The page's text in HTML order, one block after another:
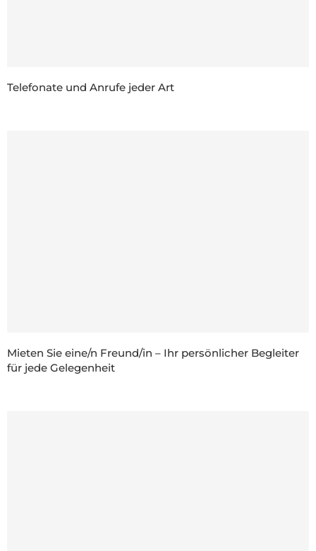
Telefonate und Anrufe jeder Art
Mieten Sie eine/n Freund/in – Ihr persönlicher Begleiter
für jede Gelegenheit